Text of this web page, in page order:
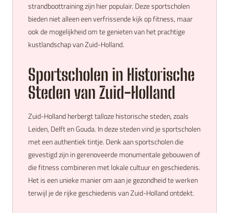
strandboottraining zijn hier populair. Deze sportscholen
bieden niet alleen een verfrissende kijk op fitness, maar
ook de mogelijkheid om te genieten van het prachtige
kustlandschap van Zuid-Holland.
Sportscholen in Historische
Steden van Zuid-Holland
Zuid-Holland herbergt talloze historische steden, zoals
Leiden, Delft en Gouda. In deze steden vind je sportscholen
met een authentiek tintje. Denk aan sportscholen die
gevestigd zijn in gerenoveerde monumentale gebouwen of
die fitness combineren met lokale cultuur en geschiedenis.
Het is een unieke manier om aan je gezondheid te werken
terwijl je de rijke geschiedenis van Zuid-Holland ontdekt.